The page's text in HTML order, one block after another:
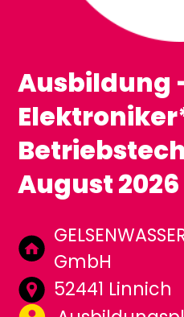
Ausbildung
August
GmbH
52441 Linnich